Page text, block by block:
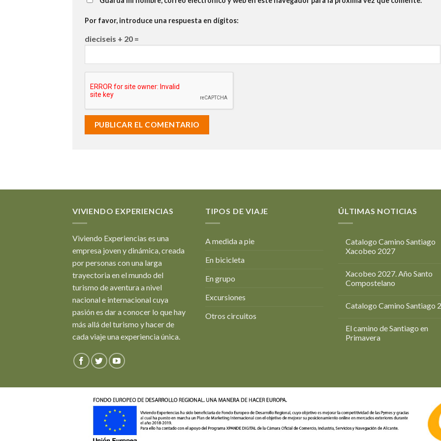
Por favor, introduce una respuesta en dígitos:
dieciseis + 20 =
VIVIENDO EXPERIENCIAS
Viviendo Experiencias es una
empresa joven y dinámica, creada
por personas con una larga
trayectoria en el mundo del
turismo de aventura a nivel
nacional e internacional cuya
pasión es dar a conocer lo que hay
más allá del turismo y hacer de
cada viaje una experiencia única.
TIPOS DE VIAJE
A medida a pie
En bicicleta
En grupo
Excursiones
Otros circuitos
ÚLTIMAS NOTICIAS
Catalogo Camino Santiago
Xacobeo 2027
Xacobeo 2027. Año Santo
Compostelano
Catalogo Camino Santiago
El camino de Santiago en
Primavera